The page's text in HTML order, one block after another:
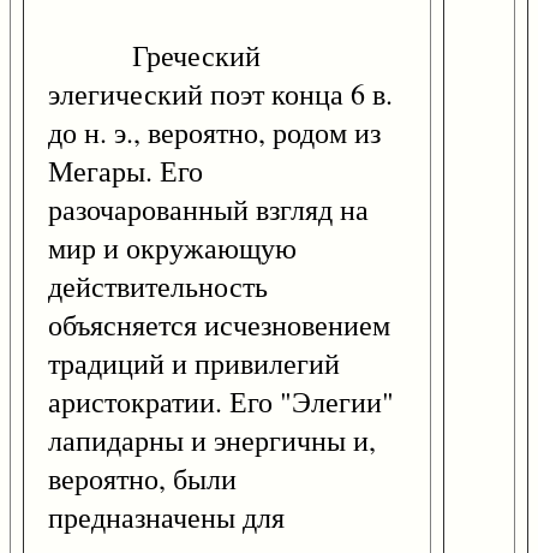
Греческий
элегический поэт конца 6 в.
до н. э., вероятно, родом из
Мегары. Его
разочарованный взгляд на
мир и окружающую
действительность
объясняется исчезновением
традиций и привилегий
аристократии. Его "Элегии"
лапидарны и энергичны и,
вероятно, были
предназначены для